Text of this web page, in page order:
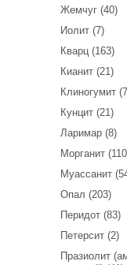
Жемчуг (40)
Иолит (7)
Кварц (163)
Кианит (21)
Клиногумит
Кунцит (21)
Ларимар (8)
Морганит
Муассанит
Опал (203)
Перидот (83)
Петерсит (2)
Празиолит